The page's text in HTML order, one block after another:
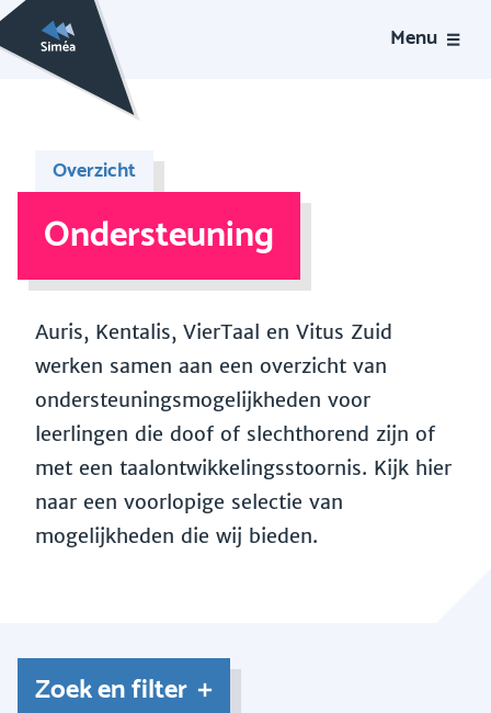
Menu
Overzicht
Ondersteuning
Auris, Kentalis, VierTaal en Vitus Zuid
werken samen aan een overzicht van
ondersteuningsmogelijkheden voor
leerlingen die doof of slechthorend zijn of
met een taalontwikkelingsstoornis. Kijk hier
naar een voorlopige selectie van
mogelijkheden die wij bieden.
Zoek en filter